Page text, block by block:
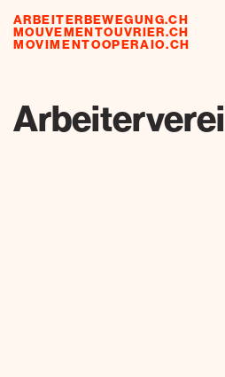
ARBEITERBEWEGUNG.CH
MOUVEMENTOUVRIER.CH
MOVIMENTOOPERAIO.CH
risorse